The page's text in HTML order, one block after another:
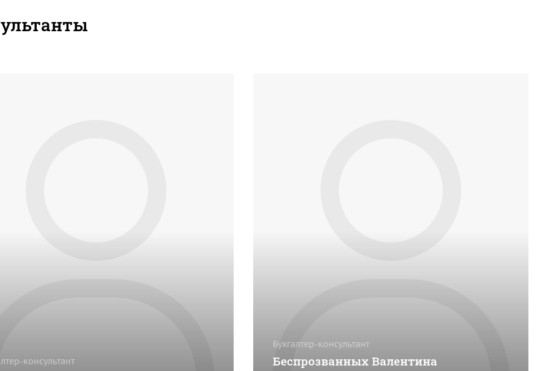
консультант
Бухгалтер-консультант
Беспрозванных Валентина